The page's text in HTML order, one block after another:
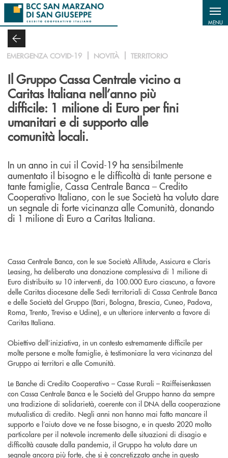
Salta al contenuto principale
MENU
EMERGENZA COVID-19 NOVITÀ TERRITORIO
Il Gruppo Cassa Centrale vicino a
Caritas Italiana nell’anno più
difficile: 1 milione di Euro per fini
umanitari e di supporto alle
comunità locali.
In un anno in cui il Covid-19 ha sensibilmente
aumentato il bisogno e le difficoltà di tante persone e
tante famiglie, Cassa Centrale Banca – Credito
Cooperativo Italiano, con le sue Società ha voluto dare
un segnale di forte vicinanza alle Comunità, donando
di 1 milione di Euro a Caritas Italiana.
Cassa Centrale Banca, con le sue Società Allitude, Assicura e Claris
Leasing, ha deliberato una donazione complessiva di 1 milione di
Euro distribuito su 10 interventi, da 100.000 Euro ciascuno, a favore
delle Caritas diocesane delle Sedi territoriali di Cassa Centrale Banca
e delle Società del Gruppo (Bari, Bologna, Brescia, Cuneo, Padova,
Roma, Trento, Treviso e Udine), e un ulteriore intervento a favore di
Caritas Italiana.
Obiettivo dell’iniziativa, in un contesto estremamente difficile per
molte persone e molte famiglie, è testimoniare la vera vicinanza del
Gruppo ai territori e alle Comunità.
Le Banche di Credito Cooperativo – Casse Rurali – Raiffeisenkassen
con Cassa Centrale Banca e le Società del Gruppo hanno da sempre
una tradizione di solidarietà, coerente con il DNA della cooperazione
mutualistica di credito. Negli anni non hanno mai fatto mancare il
supporto e l’aiuto dove ve ne fosse bisogno, e in questo 2020 molto
particolare per il notevole incremento delle situazioni di disagio e
difficoltà causate dalla pandemia, il Gruppo ha voluto dare un
segnale ancora più forte, che si è concretizzato anche in questo